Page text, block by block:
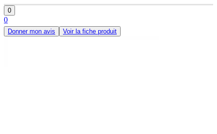
0
0
Donner mon avis Voir la fiche produit